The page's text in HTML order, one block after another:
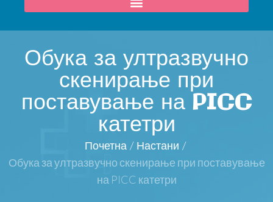
Обука за ултразвучно
скенирање при
поставување на PICC
катетри
Почетна / Настани /
Обука за ултразвучно скенирање при поставување
на PICC катетри